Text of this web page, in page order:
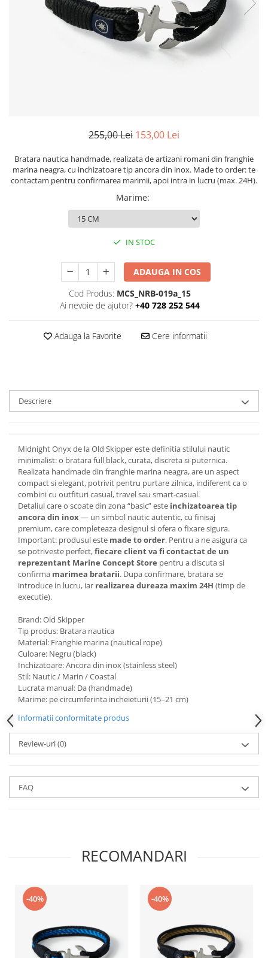
Barci, vapoare, ambarcatiuni
255,00 Lei 153,00 Lei
Bratara nautica handmade, realizata de artizani romani din franghie
marina neagra, cu inchizatoare tip ancora din inox. Made to order: te
contactam pentru confirmarea marimii, apoi intra in lucru (max. 24H).
Marime:
IN STOC
ADAUGA IN COS
Cod Produs: MCS_NRB-019a_15
Ai nevoie de ajutor? +40 728 252 544
Adauga la Favorite Cere informatii
Descriere
Midnight Onyx de la Old Skipper este definitia stilului nautic
minimalist: o bratara full black, curata, discreta si puternica.
Realizata handmade din franghie marina neagra, are un aspect
compact si elegant, potrivit pentru purtare zilnica, indiferent ca o
combini cu outfituri casual, travel sau smart-casual.
Detaliul care o scoate din zona “basic” este inchizatoarea tip
ancora din inox— un simbol nautic autentic, cu finisaj
premium, care completeaza designul si ofera o fixare sigura.
Important: produsul este made to order. Pentru a ne asigura ca
se potriveste perfect,fiecare client va fi contactat de un
reprezentant Marine Concept Store pentru a discuta si
confirma marimea bratarii. Dupa confirmare, bratara se
introduce in lucru, iar realizarea dureaza maxim 24H (timp de
executie).
Brand: Old Skipper
Tip produs: Bratara nautica
Material: Franghie marina (nautical rope)
Culoare: Negru (black)
Inchizatoare: Ancora din inox (stainless steel)
Stil: Nautic / Marin / Coastal
Lucrata manual: Da (handmade)
Marime: pe circumferinta incheieturii (15–21 cm)
Informatii conformitate produs
Review-uri(0)
FAQ
RECOMANDARI
-40% -40%